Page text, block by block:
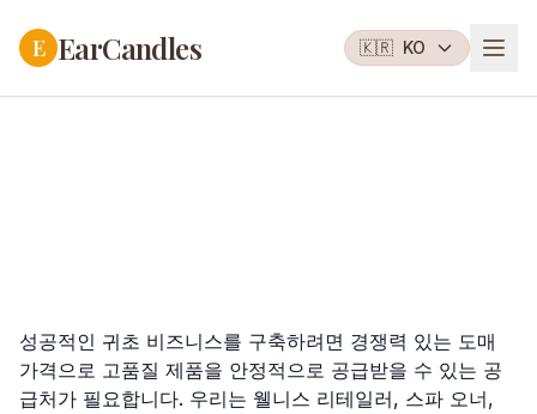
E EarCandles 🇰🇷 KO
성공적인 귀초 비즈니스를 구축하려면 경쟁력 있는 도매
가격으로 고품질 제품을 안정적으로 공급받을 수 있는 공
급처가 필요합니다. 우리는 웰니스 리테일러, 스파 오너,